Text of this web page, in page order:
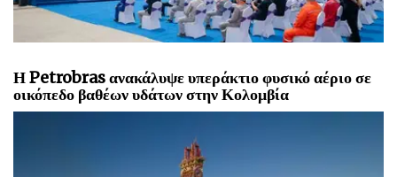
Η Petrobras ανακάλυψε υπεράκτιο φυσικό αέριο σε
οικόπεδο βαθέων υδάτων στην Κολομβία